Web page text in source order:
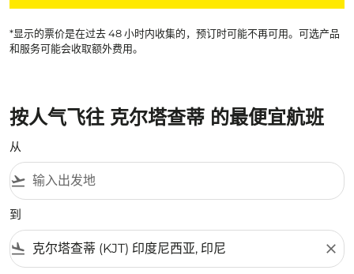
*显示的票价是在过去 48 小时内收集的，预订时可能不再可用。可选产品
和服务可能会收取额外费用。
按人气飞往 克尔塔查蒂 的最便宜航班
从
flight_takeoff
到
flight_land close